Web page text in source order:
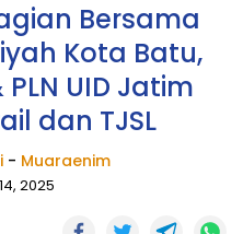
Bersama
Kota Batu,
PLN UID Jatim
dan TJSL
- Muaraenim
2025